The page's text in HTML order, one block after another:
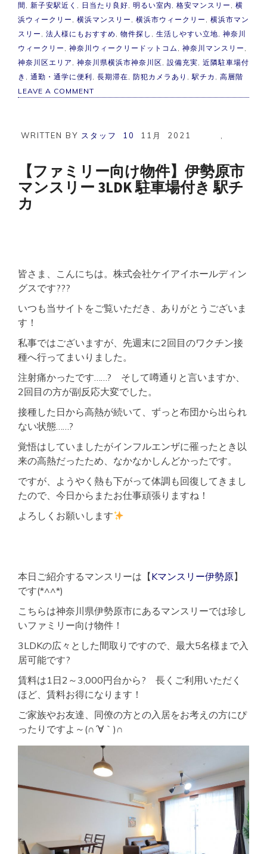
間 , 新子安駅近く , 日当たり良好, 明るい室内 , 格安マンスリー , 横
浜ウィークリー , 横浜マンスリー , 横浜市ウィークリー , 横浜市マン
スリー , 法人様にもおすすめ , 物件探し , 生活しやすい立地, 神奈川
ウィークリー , 神奈川ウィークリードットコム , 神奈川マンスリー ,
神奈川区エリア , 神奈川県横浜市神奈川区, 設備充実, 近隣駐車場付
き , 通勤・通学に便利 , 長期滞在, 防犯カメラあり ,駅チカ , 高層階
LEAVE A COMMENT
横
マ
ン
ー
格
安
ク
セ
好
階
単
人
歓
迎
WRITTEN BY スタッフ 10 11月 ,
2021
【ファミリー向け物件】伊勢原市
マンスリー 3LDK 駐車場付き 駅チ
カ
皆さま、こんにちは。株式会社ケイアイホールディン
グスです???
いつも当サイトをご覧いただき、ありがとうございま
す！
私事ではございますが、先週末に2回目のワクチン接
種へ行ってまいりました。
注射痛かったです……? そして噂通りと言いますか、
2回目の方が副反応大変でした。
接種した日から高熱が続いて、ずっと布団から出られ
ない状態……?
覚悟はしていましたがインフルエンザに罹ったとき以
来の高熱だったため、なかなかしんどかったです。
ですが、ようやく熱も下がって体調も回復してきまし
たので、今日からまたお仕事頑張りますね！
よろしくお願いします
本日ご紹介するマンスリーは【Kマンスリー伊勢原】
です(*^^*)
こちらは神奈川県伊勢原市にあるマンスリーでは珍し
いファミリー向け物件！
3LDKの広々とした間取りですので、最大5名様まで入
居可能です?
賃料は1日2～3,000円台から? 長くご利用いただく
ほど、賃料お得になります！
ご家族やお友達、同僚の方との入居をお考えの方にぴ
ったりですよ～(∩´∀｀)∩